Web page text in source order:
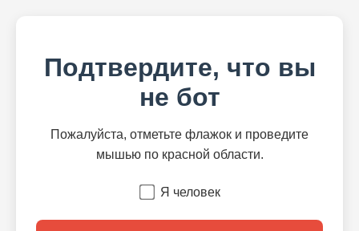
Подтвердите, что вы
не бот
Пожалуйста, отметьте флажок и проведите
мышью по красной области.
Я человек